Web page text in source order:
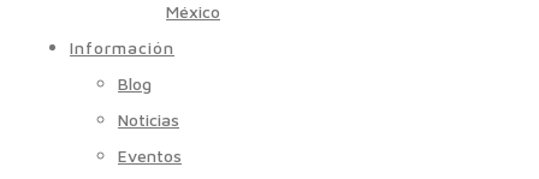
México
Información
Blog
Noticias
Eventos